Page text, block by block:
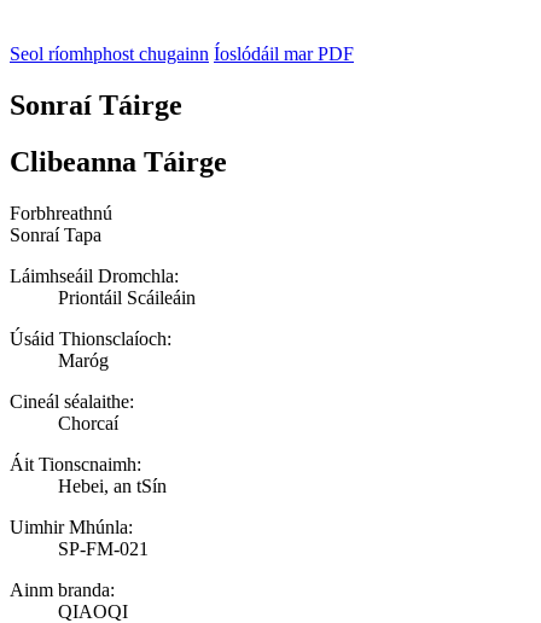
Seol ríomhphost chugainn Íoslódáil mar PDF
Sonraí Táirge
Clibeanna Táirge
Forbhreathnú
Sonraí Tapa
Láimhseáil Dromchla:
Priontáil Scáileáin
Úsáid Thionsclaíoch:
Maróg
Cineál séalaithe:
Chorcaí
Áit Tionscnaimh:
Hebei, an tSín
Uimhir Mhúnla:
SP-FM-021
Ainm branda:
QIAOQI